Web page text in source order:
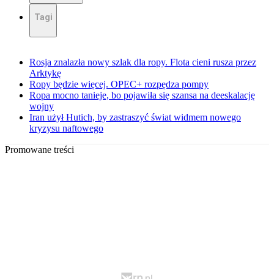
Tagi
Rosja znalazła nowy szlak dla ropy. Flota cieni rusza przez
Arktykę
Ropy będzie więcej. OPEC+ rozpędza pompy
Ropa mocno tanieje, bo pojawiła się szansa na deeskalację
wojny
Iran użył Hutich, by zastraszyć świat widmem nowego
kryzysu naftowego
Promowane treści